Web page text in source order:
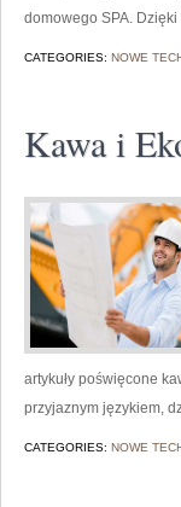
domowego SPA.
CATEGORIES: NOWE
Kawa i
artykuły poświęcone
przyjaznym językiem,
CATEGORIES: NOWE